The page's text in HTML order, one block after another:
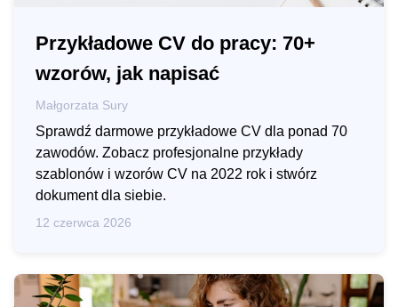
Przykładowe CV do pracy: 70+
wzorów, jak napisać
Małgorzata Sury
Sprawdź darmowe przykładowe CV dla ponad 70
zawodów. Zobacz profesjonalne przykłady
szablonów i wzorów CV na 2022 rok i stwórz
dokument dla siebie.
12 czerwca 2026